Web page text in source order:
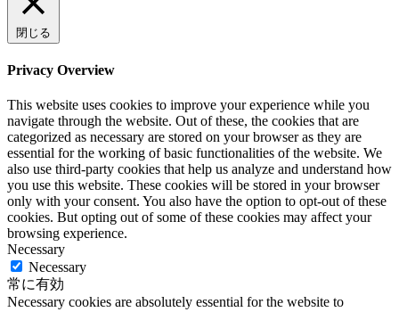
閉じる
Privacy Overview
This website uses cookies to improve your experience while you
navigate through the website. Out of these, the cookies that are
categorized as necessary are stored on your browser as they are
essential for the working of basic functionalities of the website. We
also use third-party cookies that help us analyze and understand how
you use this website. These cookies will be stored in your browser
only with your consent. You also have the option to opt-out of these
cookies. But opting out of some of these cookies may affect your
browsing experience.
Necessary
Necessary
常に有効
Necessary cookies are absolutely essential for the website to